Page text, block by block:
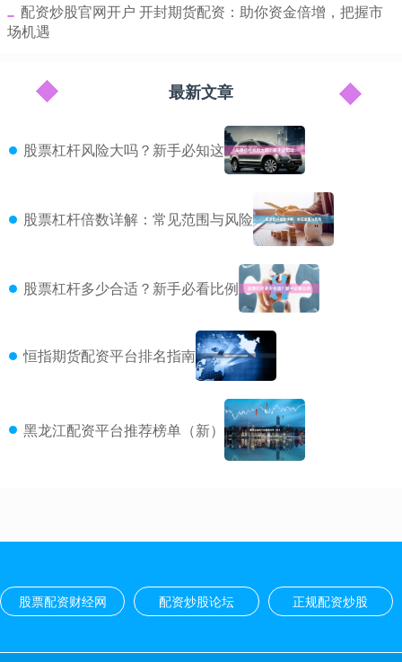
​配资炒股官网开户 开封期货配资：助你资金倍增，把握市
场机遇
最新文章
股票杠杆风险大吗？新手必知这
股票杠杆倍数详解：常见范围与风险
股票杠杆多少合适？新手必看比例
恒指期货配资平台排名指南
黑龙江配资平台推荐榜单（新）
股票配资财经网 配资炒股论坛 正规配资炒股